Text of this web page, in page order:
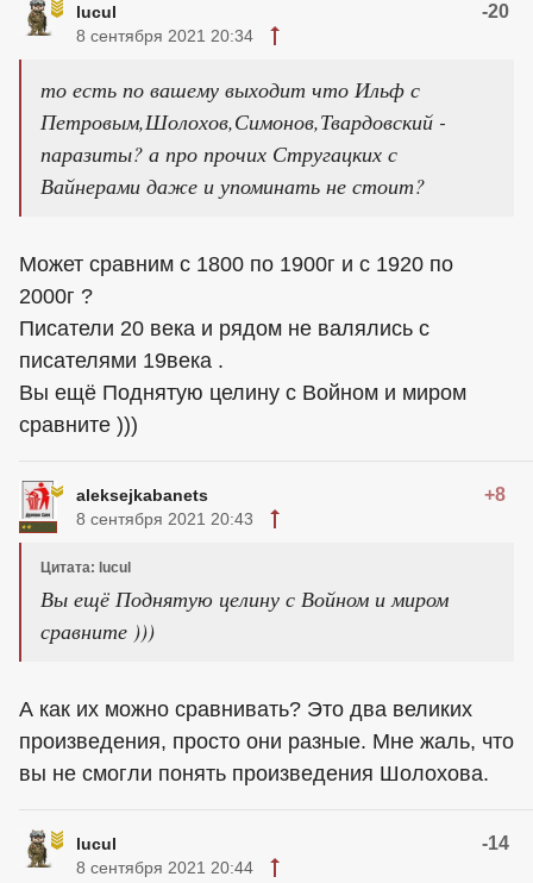
lucul -20
8 сентября 2021 20:34
то есть по вашему выходит что Ильф с
Петровым,Шолохов,Симонов,Твардовский -
паразиты? а про прочих Стругацких с
Вайнерами даже и упоминать не стоит?
Может сравним с 1800 по 1900г и с 1920 по
2000г ?
Писатели 20 века и рядом не валялись с
писателями 19века .
Вы ещё Поднятую целину с Войном и миром
сравните )))
aleksejkabanets +8
8 сентября 2021 20:43
Цитата: lucul
Вы ещё Поднятую целину с Войном и миром
сравните )))
А как их можно сравнивать? Это два великих
произведения, просто они разные. Мне жаль, что
вы не смогли понять произведения Шолохова.
lucul -14
8 сентября 2021 20:44